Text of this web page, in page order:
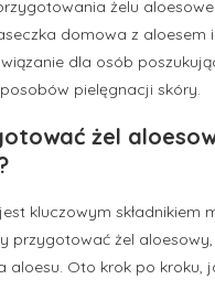
żelu
domowa z aloesem
dla osób
pielęgnacji skóry.
żel
kluczowym składnikiem
przygotować żel
aloesu. Oto krok po kroku,